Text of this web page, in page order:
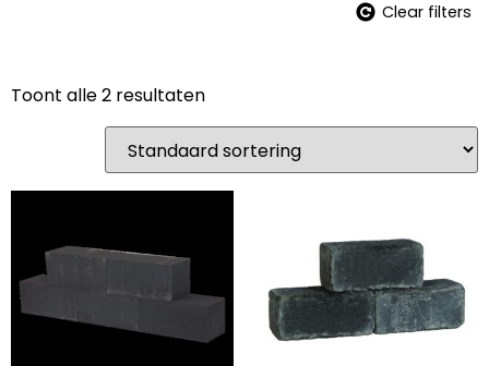
Clear filters
Toont alle 2 resultaten